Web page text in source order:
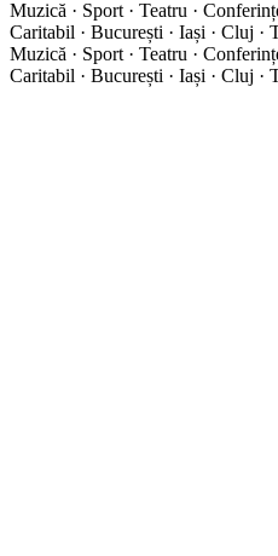
Muzică · Sport · Teatru ·
Caritabil · București · Iași · Cluj ·
Muzică · Sport · Teatru ·
Caritabil · București · Iași · Cluj ·